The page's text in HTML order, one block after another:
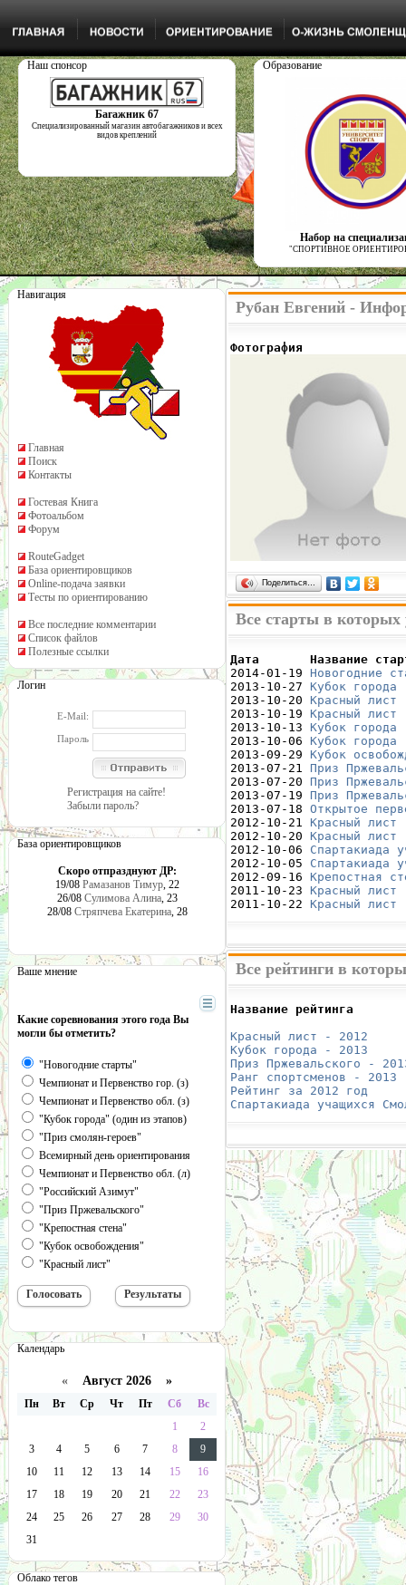
Наш спонсор
Багажник 67
Специализированный магазин автобагажников и всех
видов креплений
Образование
Набор на
"СПОРТИВНОЕ
Навигация
Главная
Поиск
Контакты
Гостевая Книга
Фотоальбом
Форум
RouteGadget
База ориентировщиков
Online-подача заявки
Тесты по ориентированию
Все последние комментарии
Список файлов
Полезные ссылки
Логин
E-Mail:
Пароль
Регистрация на сайте!
Забыли пароль?
База ориентировщиков
Скоро отпразднуют ДР:
19/08 Рамазанов Тимур, 22
26/08 Сулимова Алина, 23
28/08 Стряпчева Екатерина, 28
Ваше мнение
Какие соревнования этого года Вы
могли бы отметить?
"Новогодние старты"
Чемпионат и Первенство гор. (з)
Чемпионат и Первенство обл. (з)
"Кубок города" (один из этапов)
"Приз смолян-героев"
Всемирный день ориентирования
Чемпионат и Первенство обл. (л)
"Российский Азимут"
"Приз Пржевальского"
"Крепостная стена"
"Кубок освобождения"
"Красный лист"
Календарь
« Август 2026 »
Пн Вт Ср Чт Пт Сб
Вс
1
2
3
4 5 6 7 8
9
10
11 12 13 14 15
16
17
18 19 20 21 22
23
24
25 26 27 28 29
30
31
Облако тегов
Рубан Евгений -
Фотография
Поделиться…
Все старты в которых
Дата       Название
2014-01-19 Новогодние
2013-10-27 Кубок
2013-10-20 Красный
2013-10-19 Красный
2013-10-13 Кубок
2013-10-06 Кубок
2013-09-29 Кубок
2013-07-21 Приз
2013-07-20 Приз
2013-07-19 Приз
2013-07-18 Открытое
2012-10-21 Красный
2012-10-20 Красный
2012-10-06 Спартакиада
2012-10-05 Спартакиада
2012-09-16 Крепостная
2011-10-23 Красный
2011-10-22 Красный
Все рейтинги в
Название рейтинга
Красный лист - 2012
Кубок города - 2013
Приз Пржевальского -
Ранг спортсменов - 2013
Рейтинг за 2012 год
Спартакиада учащихся